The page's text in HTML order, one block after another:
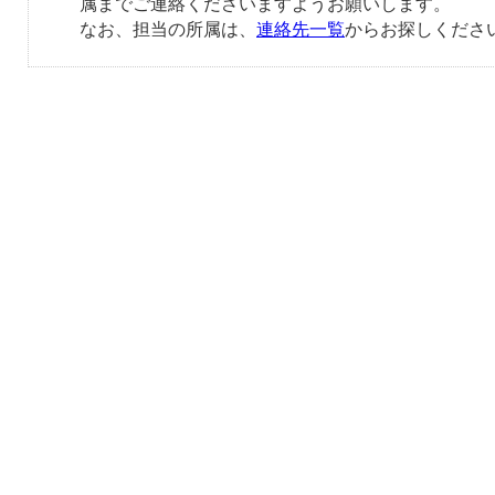
属までご連絡くださいますようお願いします。
なお、担当の所属は、 連絡先一覧からお探しくださ